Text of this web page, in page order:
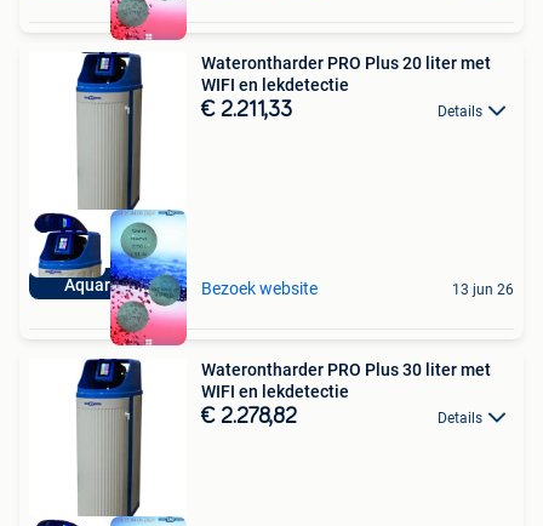
Aquariatics
Waterontharder PRO Plus 20 liter met
WIFI en lekdetectie
€ 2.211,33 Details
Bezoek website 13 jun 26
Waterontharder PRO Plus 30 liter met
WIFI en lekdetectie
€ 2.278,82 Details